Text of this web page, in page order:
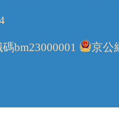
bm23000001 京公